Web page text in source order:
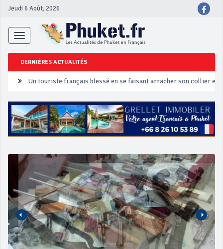
Jeudi 6 Août, 2026
Toggle
navigation
DERNIÈRES ACTUALITÉS
Un touriste français blessé en se faisant arracher son collier en
‘Phuket Eye’ assurera la sécurité pendant Songkran
Phuket augmente les prix des bateaux vers Koh Phi Phi et des
Campagne de sécurité routière ‘Seven Days of Danger’ de